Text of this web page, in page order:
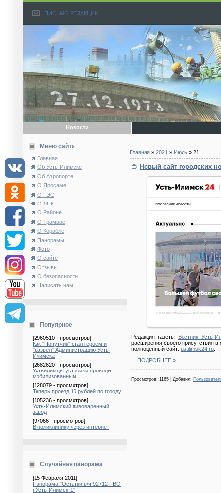
ПИСЬМО РЕДАКЦИИ
Новости
Меню сайта
Главная
Об Усть-Илимске
Об Аэропорте
О Яросаме
О ГЭС
О ЛПК
О Районе
О Трамвае
О Корабле
Панорамы
Фото
О сайте
Отзывы
О безопасности
Написать нам
Попуярное
[2960510 - просмотров]
Как "Попутчик" стал героем и
"развел" Администрацию Усть-
Илимска
[2682620 - просмотров]
Устьилимцы устроили проводы
мобилизованным
[128079 - просмотров]
Теперь проезд 10 рублей по городу
[105236 - просмотров]
Усть-Илимский пивоваренный
завод
[97066 - просмотров]
В поликлинику через интернет
Случайная панорама
[15 Февраля 2011]
Панорама "Остатки в/ч 92712 ПВО
г.Усть-Илимск-1"
Главная » 2021 » Июль » 21
Новый сайт городских
Редакция газеты
Вестник Усть-
расширения своего присутствия
полноценный сайт: ustilimsk24.ru
ПОДРОБНЕЕ »
Просмотров: 1165 | Добавил: